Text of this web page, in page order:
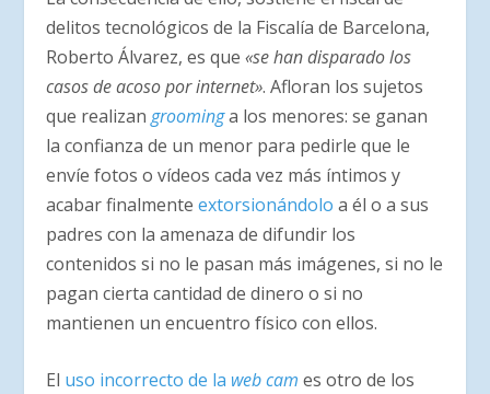
delitos tecnológicos de la Fiscalía de Barcelona,
Roberto Álvarez, es que«se han disparado los
casos de acoso por internet». Afloran los sujetos
que realizangroominga los menores: se ganan
la confianza de un menor para pedirle que le
envíe fotos o vídeos cada vez más íntimos y
acabar finalmenteextorsionándolo a él o a sus
padres con la amenaza de difundir los
contenidos si no le pasan más imágenes, si no le
pagan cierta cantidad de dinero o si no
mantienen un encuentro físico con ellos.
El uso incorrecto de la web cam es otro de los